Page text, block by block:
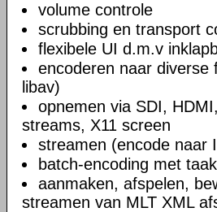
volume controle
scrubbing en transport
flexibele UI d.m.v
encoderen naar diverse
libav)
opnemen via SDI,
streams, X11 screen
streamen (encode naar
batch-encoding met
aanmaken, afspelen,
streamen van MLT XML